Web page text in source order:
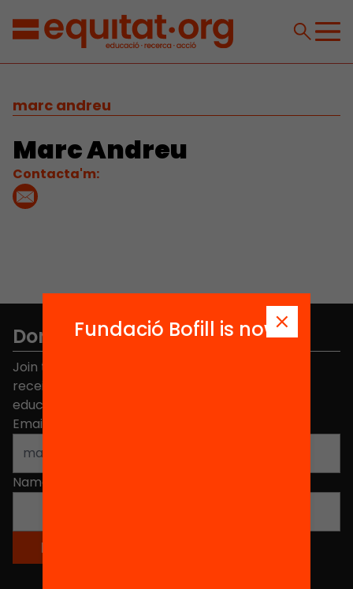
marc andreu
Marc Andreu
Contacta'm:
Don't miss anything.
Join the more than 40,000 people who already
receive news about initiatives and projects for
educational change in Catalonia.
Email address
Name
Fundació Bofill is now